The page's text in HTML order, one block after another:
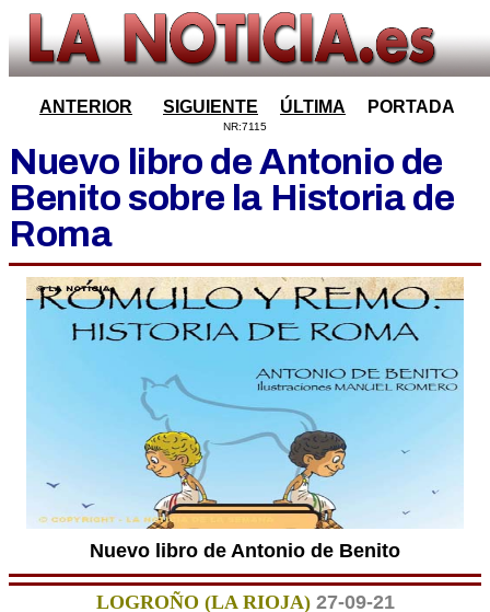
ANTERIOR SIGUIENTE ÚLTIMA PORTADA
NR:7115
Nuevo libro de Antonio de
Benito sobre la Historia de
Roma
Nuevo libro de Antonio de Benito
LOGROÑO (LA RIOJA) 27-09-21